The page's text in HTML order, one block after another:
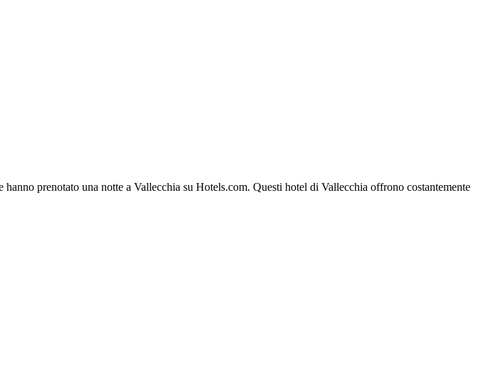
prenotato una notte a Vallecchia su Hotels.com. Questi hotel di Vallecchia offrono costantemente